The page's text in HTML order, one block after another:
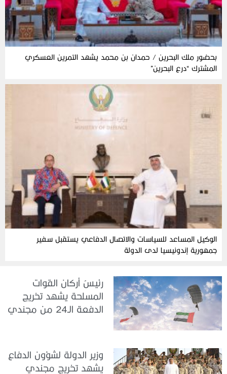
بحضور ملك البحرين / حمدان بن محمد يشهد التمرين العسكري
المشترك “درع البحرين”
الوكيل المساعد للسياسات والاتصال الدفاعي يستقبل سفير
جمهورية إندونيسيا لدى الدولة
رئيسُ أركان القوات
المسلحة يشهد تخريج
الدفعة الـ24 من مجندي
وزير الدولة لشؤون الدفاع
يشهد تخريج مجندي